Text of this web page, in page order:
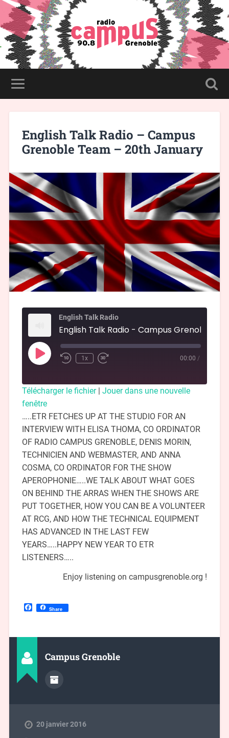
English Talk Radio – Campus
Grenoble Team – 20th January
English Talk Radio
1x 00:00 /
Télécharger le fichier| Jouer dans une nouvelle
fenêtre
…..ETR FETCHES UP AT THE STUDIO FOR AN
INTERVIEW WITH ELISA THOMA, CO ORDINATOR
OF RADIO CAMPUS GRENOBLE, DENIS MORIN,
TECHNICIEN AND WEBMASTER, AND ANNA
COSMA, CO ORDINATOR FOR THE SHOW
APEROPHONIE…..WE TALK ABOUT WHAT GOES
ON BEHIND THE ARRAS WHEN THE SHOWS ARE
PUT TOGETHER, HOW YOU CAN BE A VOLUNTEER
AT RCG, AND HOW THE TECHNICAL EQUIPMENT
HAS ADVANCED IN THE LAST FEW
YEARS…..HAPPY NEW YEAR TO ETR
LISTENERS…..
Enjoy listening on campusgrenoble.org !
Facebook
Share
Campus Grenoble
20 janvier 2016